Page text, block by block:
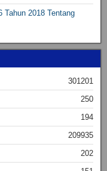
Tahun 2018 Tentang
301201
250
194
209935
202